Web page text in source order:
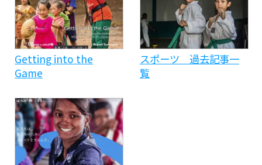
Getting into the
Game
スポーツ 過去記事一
覧